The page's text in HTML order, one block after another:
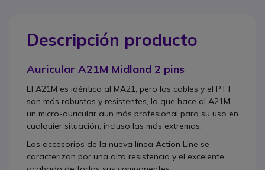
Descripción producto
Auricular A21M Midland 2 pins
El A21M es idéntico al MA21, pero los cables y el PTT
son más robustos y resistentes, lo que hace al A21M
un micro-auricular aun más profesional para su uso en
cualquier situación, incluso las más extremas.
Los accesorios de la nueva línea Action Line se
caracterizan por una alta resistencia y el excelente